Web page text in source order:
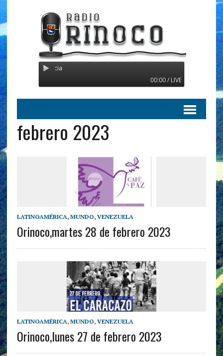
Radio Orinoco -
00:00 / LIVE
febrero 2023
LATINOAMÉRICA, MUNDO, VENEZUELA
Orinoco,martes 28 de febrero 2023
LATINOAMÉRICA, MUNDO, VENEZUELA
Orinoco,lunes 27 de febrero 2023